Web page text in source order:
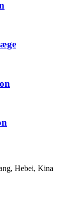
Hebei, Kina